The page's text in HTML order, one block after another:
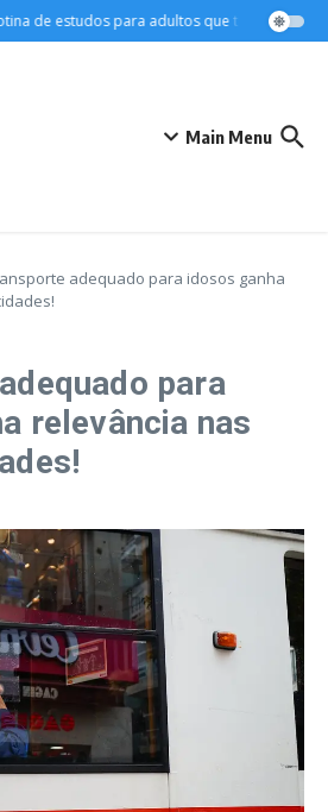
de estudos para adultos que trabalham
Main Menu
adequado para idosos ganha
para
relevância nas